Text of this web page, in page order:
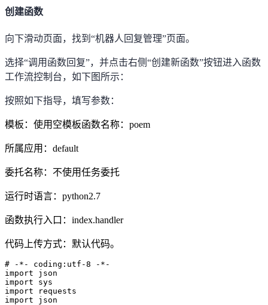
创建函数
向下滑动页面，找到 “机器人回复管理”页面。
选择“调用函数回复”，并点击右侧“创建新函数”按钮进入函数
工作流控制台，如下图所示：
按照如下指导，填写参数：
模板：使用空模板函数名称： poem
所属应用： default
委托名称：不使用任务委托
运行时语言： python2.7
函数执行入口： index.handler
代码上传方式：默认代码。
# -*- coding:utf-8 -*-
import json
import sys
import requests
import json